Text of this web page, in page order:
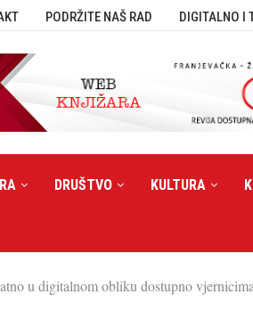
PODRŽITE NAŠ RAD DIGITALNO I
DRUŠTVO KULTURA
u digitalnom obliku dostupno